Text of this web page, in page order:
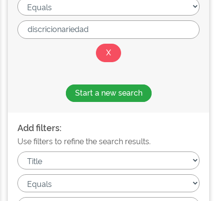
Start a new search
Add filters:
Use filters to refine the search results.